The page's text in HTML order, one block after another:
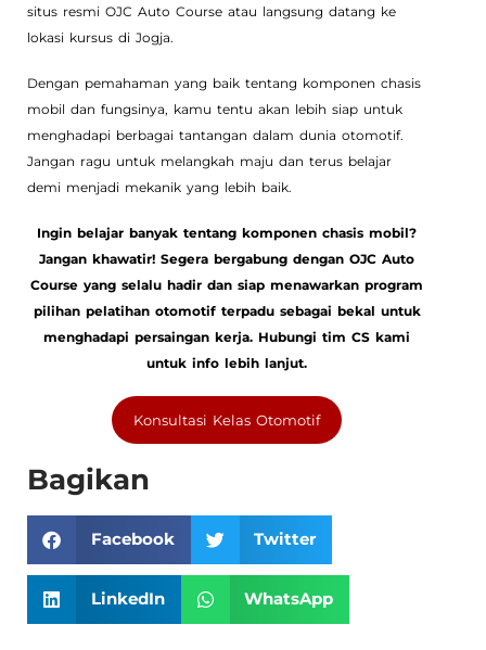
situs resmi OJC Auto Course atau langsung datang ke
lokasi kursus di Jogja.
Dengan pemahaman yang baik tentang komponen chasis
mobil dan fungsinya, kamu tentu akan lebih siap untuk
menghadapi berbagai tantangan dalam dunia otomotif.
Jangan ragu untuk melangkah maju dan terus belajar
demi menjadi mekanik yang lebih baik.
Ingin belajar banyak tentang komponen chasis mobil?
Jangan khawatir! Segera bergabung dengan OJC Auto
Course yang selalu hadir dan siap menawarkan program
pilihan pelatihan otomotif terpadu sebagai bekal untuk
menghadapi persaingan kerja. Hubungi tim CS kami
untuk info lebih lanjut.
Konsultasi Kelas Otomotif
Bagikan
Facebook Twitter
LinkedIn WhatsApp